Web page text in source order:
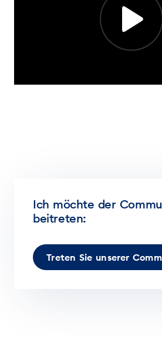
Ich möchte der
beitreten:
Treten Sie unserer